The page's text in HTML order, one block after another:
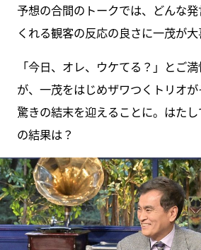
予想の合間のトークでは、どんな
くれる観客の反応の良さに一茂が大
「今日、オレ、ウケてる？」とご
が、一茂をはじめザワつくトリオ
驚きの結末を迎えることに。はた
の結果は？